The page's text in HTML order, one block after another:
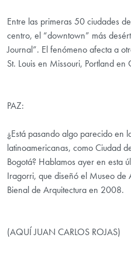
Entre las primeras 50 ciudades
centro, el “downtown” más
Journal”. El fenómeno afecta a
St. Louis en Missouri, Portland
PAZ:
¿Está pasando algo parecido en
latinoamericanas, como Ciudad
Bogotá? Hablamos ayer en esta
Iragorri, que diseñó el Museo
Bienal de Arquitectura en 2008.
(AQUÍ JUAN CARLOS ROJAS)